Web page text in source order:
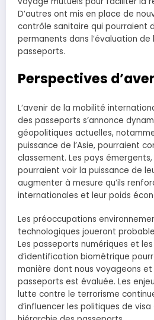
D’autres ont mis en place de
contrôle sanitaire qui pourraient
permanents dans l’évaluation de
passeports.
Perspectives
L’avenir de la mobilité
des passeports s’annonce
géopolitiques actuelles,
puissance de l’Asie, pourraient
classement. Les pays
pourraient voir la puissance de
augmenter à mesure qu’ils
internationales et leur poids
Les préoccupations
technologiques joueront
Les passeports numériques et
d’identification biométrique
manière dont nous voyageons
passeports est évaluée. Les
lutte contre le terrorisme
d’influencer les politiques de